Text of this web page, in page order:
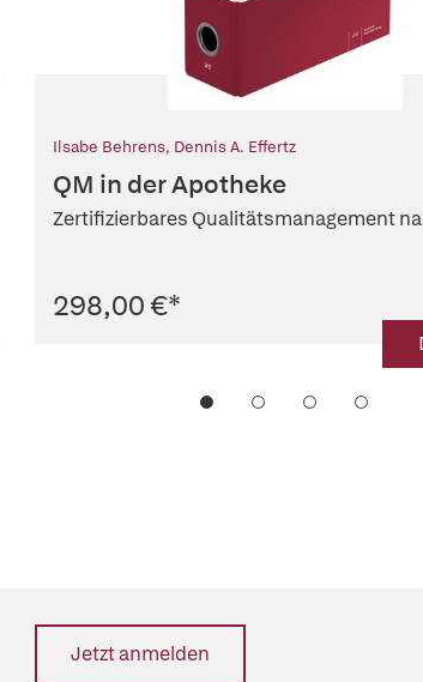
Ilsabe Behrens, Dennis A. Effertz
QM in der Apotheke
Zertifizierbares Qualitätsmanagement
298,00 €*
Jetzt anmelden